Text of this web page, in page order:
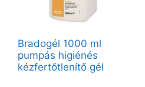
Bradogél 1000 ml
pumpás higiénés
kézfertőtlenítő gél